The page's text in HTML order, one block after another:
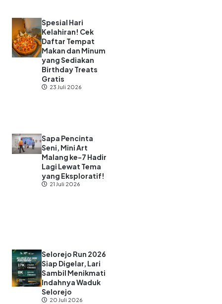
Spesial Hari
Kelahiran! Cek
Daftar Tempat
Makan dan Minum
yang Sediakan
Birthday Treats
Gratis
23 Juli 2026
Sapa Pencinta
Seni, Mini Art
Malang ke-7 Hadir
Lagi Lewat Tema
yang Eksploratif!
21 Juli 2026
Selorejo Run 2026
Siap Digelar, Lari
Sambil Menikmati
Indahnya Waduk
Selorejo
20 Juli 2026